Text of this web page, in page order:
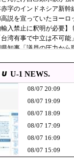
韓国人「スタバ、何事
【衝撃】韓国人「日本
韓国メディア 韓国サッ
フィリピン「
日産e-power、無給油で
韓国と台湾の輸
【速報】福岡
ジャンポケ斎
が続出中
【悲報】財務省「
けど？」ｗｗｗｗ
【これは酷い】反高市
U-1 NEWS.
08/07 20:09
08/07 19:09
08/07 18:09
08/07 17:09
08/07 16:09
08/07 15:09